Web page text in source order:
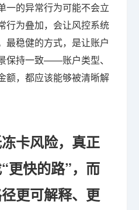
一的异常行为可能不会立
行为叠加，会让风控系统
最稳健的方式，是让账户
保持一致——账户类型、
额，都应该能够被清晰解
卡风险，真正
更快的路”，而
更可解释、更